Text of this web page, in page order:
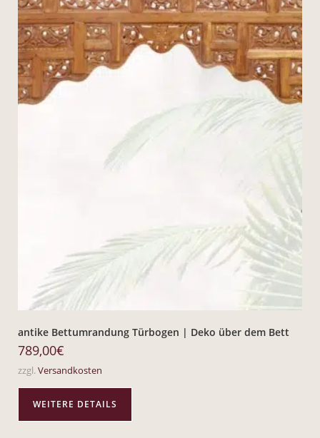
antike Bettumrandung Türbogen | Deko über dem Bett
789,00€
zzgl.Versandkosten
WEITERE DETAILS